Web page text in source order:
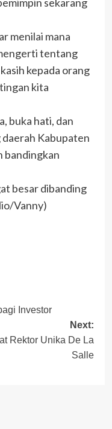
menilai mana
tentang
kepada orang
kita
buka hati, dan
Kabupaten
bandingkan
besar dibanding
Vanny)
Investor
Next:
Rektor Unika De La
Salle